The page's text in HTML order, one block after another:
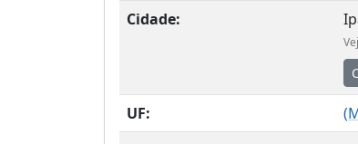
Cidade:
UF: (